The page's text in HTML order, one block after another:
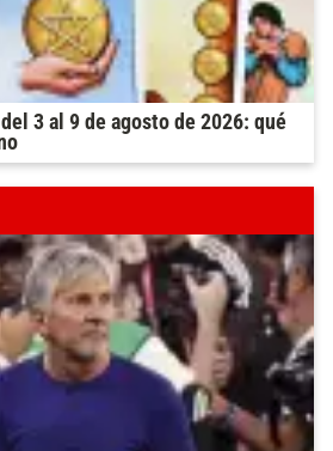
3 al 9 de agosto de 2026: qué